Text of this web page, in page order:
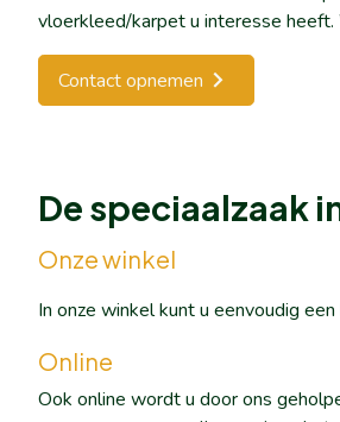
De speciaalzaak
Onze winkel
In onze winkel kunt u eenvoudig
Online
Ook online wordt u door ons
vloerkleed/karpet u interesse
Contact opnemen